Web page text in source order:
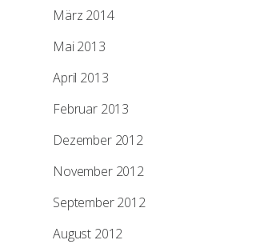
März 2014
Mai 2013
April 2013
Februar 2013
Dezember 2012
November 2012
September 2012
August 2012